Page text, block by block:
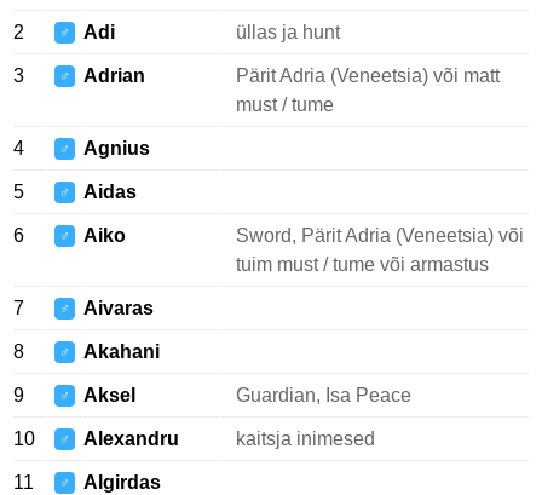
2 ♂ Adi üllas ja hunt
3 ♂ Adrian
Pärit Adria (Veneetsia) või matt
must / tume
4 ♂ Agnius
5 ♂ Aidas
6 ♂ Aiko
Sword, Pärit Adria (Veneetsia) või
tuim must / tume või armastus
7 ♂ Aivaras
8 ♂ Akahani
9 ♂ Aksel Guardian, Isa Peace
10 ♂ Alexandru kaitsja inimesed
11 ♂ Algirdas